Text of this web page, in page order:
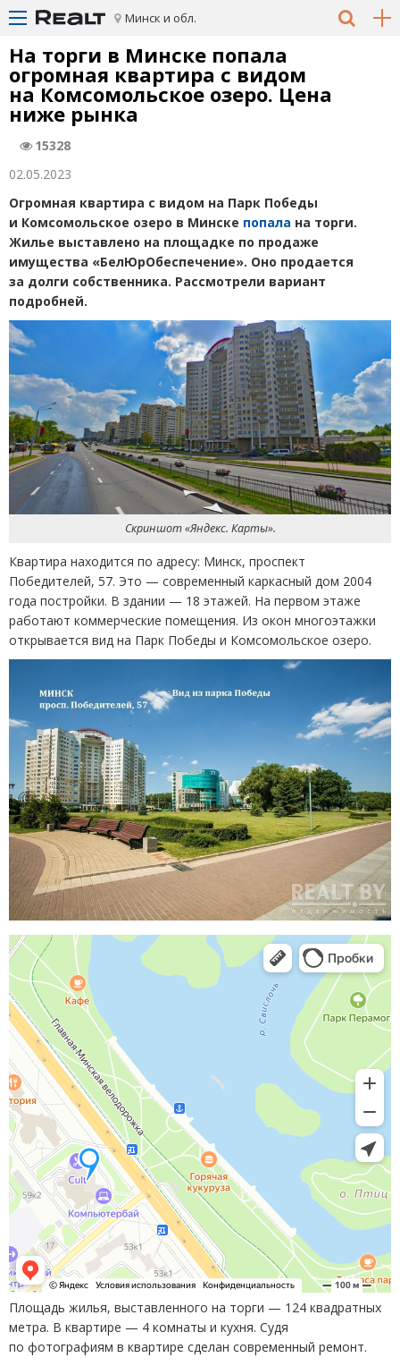
Минск и обл.
На торги в Минске попала
огромная квартира с видом
на Комсомольское озеро. Цена
ниже рынка
15328
02.05.2023
Огромная квартира с видом на Парк Победы
и Комсомольское озеро в Минске попала на торги.
Жилье выставлено на площадке по продаже
имущества «БелЮрОбеспечение». Оно продается
за долги собственника. Рассмотрели вариант
подробней.
Скриншот «Яндекс. Карты».
Квартира находится по адресу: Минск, проспект
Победителей, 57. Это — современный каркасный дом 2004
года постройки. В здании — 18 этажей. На первом этаже
работают коммерческие помещения. Из окон многоэтажки
открывается вид на Парк Победы и Комсомольское озеро.
Площадь жилья, выставленного на торги — 124 квадратных
метра. В квартире — 4 комнаты и кухня. Судя
по фотографиям в квартире сделан современный ремонт.